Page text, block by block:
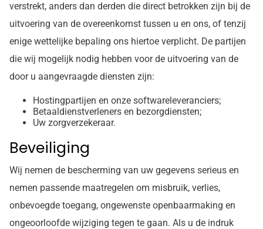
verstrekt, anders dan derden die direct betrokken zijn bij de
uitvoering van de overeenkomst tussen u en ons, of tenzij
enige wettelijke bepaling ons hiertoe verplicht. De partijen
die wij mogelijk nodig hebben voor de uitvoering van de
door u aangevraagde diensten zijn:
Hostingpartijen en onze softwareleveranciers;
Betaaldienstverleners en bezorgdiensten;
Uw zorgverzekeraar.
Beveiliging
Wij nemen de bescherming van uw gegevens serieus en
nemen passende maatregelen om misbruik, verlies,
onbevoegde toegang, ongewenste openbaarmaking en
ongeoorloofde wijziging tegen te gaan. Als u de indruk